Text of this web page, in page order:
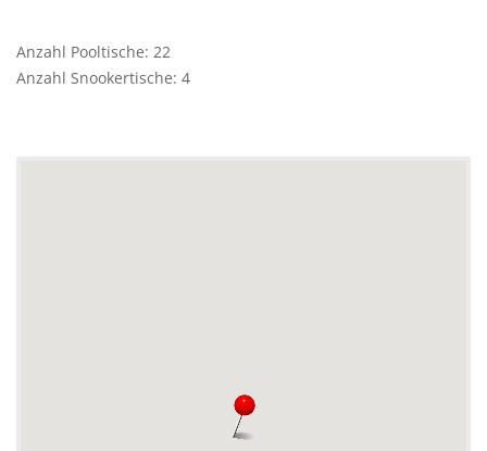
Anzahl Pooltische: 22
Anzahl Snookertische: 4